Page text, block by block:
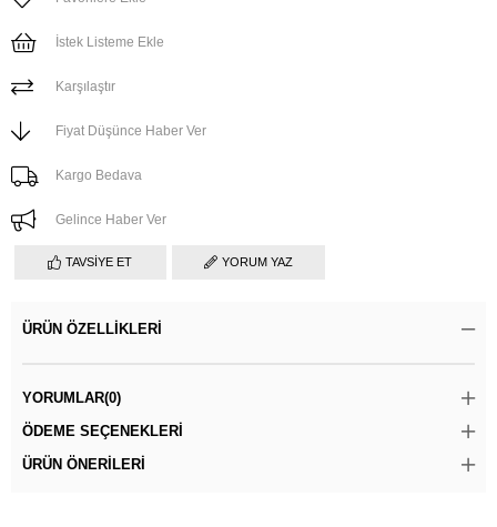
İstek Listeme Ekle
Karşılaştır
Fiyat Düşünce Haber Ver
Kargo Bedava
Gelince Haber Ver
TAVSIYE ET YORUM YAZ
ÜRÜN ÖZELLIKLERI
YORUMLAR(0)
ÖDEME SEÇENEKLERI
ÜRÜN ÖNERILERI